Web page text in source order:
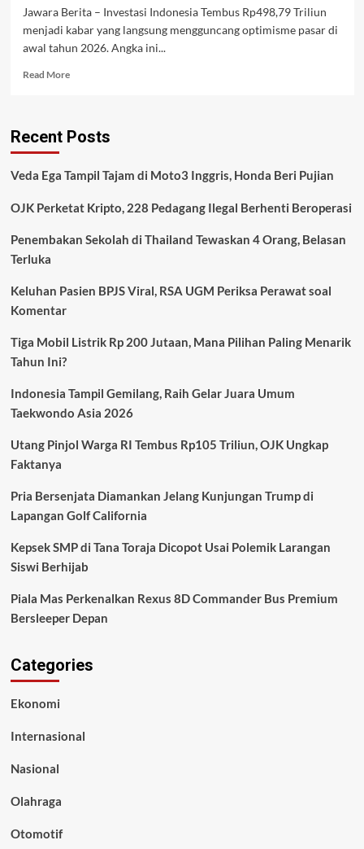
Jawara Berita – Investasi Indonesia Tembus Rp498,79 Triliun
menjadi kabar yang langsung mengguncang optimisme pasar di
awal tahun 2026. Angka ini...
Read MoreRead
Indonesia
Triliun,
Sampaikan
ke
Recent Posts
Veda Ega Tampil Tajam di Moto3 Inggris, Honda Beri Pujian
OJK Perketat Kripto, 228 Pedagang Ilegal Berhenti Beroperasi
Penembakan Sekolah di Thailand Tewaskan 4 Orang, Belasan
Terluka
Keluhan Pasien BPJS Viral, RSA UGM Periksa Perawat soal
Komentar
Tiga Mobil Listrik Rp 200 Jutaan, Mana Pilihan Paling Menarik
Tahun Ini?
Indonesia Tampil Gemilang, Raih Gelar Juara Umum
Taekwondo Asia 2026
Utang Pinjol Warga RI Tembus Rp105 Triliun, OJK Ungkap
Faktanya
Pria Bersenjata Diamankan Jelang Kunjungan Trump di
Lapangan Golf California
Kepsek SMP di Tana Toraja Dicopot Usai Polemik Larangan
Siswi Berhijab
Piala Mas Perkenalkan Rexus 8D Commander Bus Premium
Bersleeper Depan
Categories
Ekonomi
Internasional
Nasional
Olahraga
Otomotif